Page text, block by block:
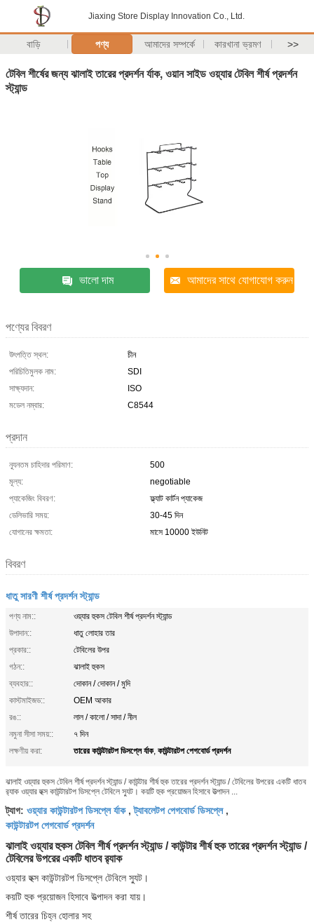
Jiaxing Store Display Innovation Co., Ltd.
বাড়ি পণ্য আমাদের সম্পর্কে কারখানা ভ্রমণ >>
টেবিল শীর্ষের জন্য ঝালাই তারের প্রদর্শন র্যাক, ওয়ান সাইড ওয়্যার টেবিল শীর্ষ প্রদর্শন
স্ট্যান্ড
ভালো দাম আমাদের সাথে যোগাযোগ করুন
পণ্যের বিবরণ
উৎপত্তি স্থল:
চীন
পরিচিতিমুলক নাম:
SDI
সাক্ষ্যদান:
ISO
মডেল নম্বার:
C8544
প্রদান
ন্যূনতম চাহিদার পরিমাণ:
500
মূল্য:
negotiable
প্যাকেজিং বিবরণ:
ফ্ল্যাট কার্টন প্যাকেজ
ডেলিভারি সময়:
30-45 দিন
যোগানের ক্ষমতা:
মাসে 10000 ইউনিট
বিবরণ
ধাতু সারণী শীর্ষ প্রদর্শন স্ট্যান্ড
পণ্য নাম::
ওয়্যার হুকস টেবিল শীর্ষ প্রদর্শন স্ট্যান্ড
উপাদান::
ধাতু লোহার তার
প্রকার::
টেবিলের উপর
গঠন::
ঝালাই হুকস
ব্যবহার::
দোকান / দোকান / মুদি
কাস্টমাইজড::
OEM আকার
রঙ::
লাল / কালো / সাদা / নীল
নমুনা সীসা সময়::
৭ দিন
লক্ষণীয় করা:
তারের কাউন্টারটপ ডিসপ্লে র্যাক, কাউন্টারটপ পেগবোর্ড প্রদর্শন
ঝালাই ওয়্যার হুকস টেবিল শীর্ষ প্রদর্শন স্ট্যান্ড / কাউন্টার শীর্ষ হুক তারের প্রদর্শন স্ট্যান্ড / টেবিলের উপরের একটি ধাতব
র‌্যাক ওয়্যার হুক্স কাউন্টারটপ ডিসপ্লে টেবিলে স্যুট। কয়টি হুক প্রয়োজন হিসাবে উত্পাদন ...
ট্যাগ: ওয়্যার কাউন্টারটপ ডিসপ্লে র্যাক,ট্যাবলেটপ পেগবোর্ড ডিসপ্লে,
কাউন্টারটপ পেগবোর্ড প্রদর্শন
ঝালাই ওয়্যার হুকস টেবিল শীর্ষ প্রদর্শন স্ট্যান্ড / কাউন্টার শীর্ষ হুক তারের প্রদর্শন স্ট্যান্ড /
টেবিলের উপরের একটি ধাতব র‌্যাক
ওয়্যার হুক্স কাউন্টারটপ ডিসপ্লে টেবিলে স্যুট।
কয়টি হুক প্রয়োজন হিসাবে উত্পাদন করা যায়।
শীর্ষ তারের চিহ্ন হোলার সহ